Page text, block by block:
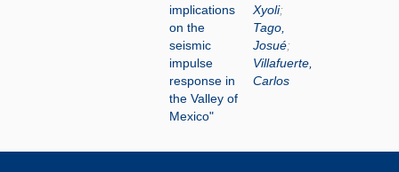
implications
on the
seismic
impulse
response in
the Valley of
Mexico"
Xyoli;
Tago,
Josué;
Villafuerte,
Carlos